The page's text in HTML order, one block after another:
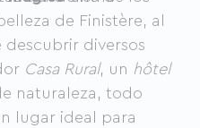
de Finistère, al
diversos
Casa Rural, un hôtel
naturaleza, todo
lugar ideal para